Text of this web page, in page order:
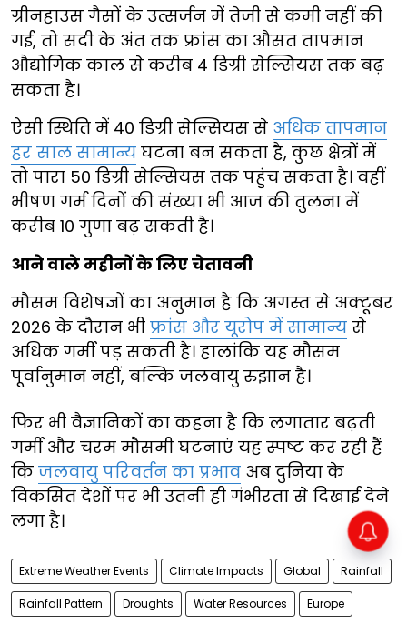
ग्रीनहाउस गैसों के उत्सर्जन में तेजी से कमी नहीं की
गई, तो सदी के अंत तक फ्रांस का औसत तापमान
औद्योगिक काल से करीब 4 डिग्री सेल्सियस तक बढ़
सकता है।
ऐसी स्थिति में 40 डिग्री सेल्सियस से अधिक तापमान
हर साल सामान्य घटना बन सकता है, कुछ क्षेत्रों में
तो पारा 50 डिग्री सेल्सियस तक पहुंच सकता है। वहीं
भीषण गर्म दिनों की संख्या भी आज की तुलना में
करीब 10 गुणा बढ़ सकती है।
आने वाले महीनों के लिए चेतावनी
मौसम विशेषज्ञों का अनुमान है कि अगस्त से अक्टूबर
2026 के दौरान भी फ्रांस और यूरोप में सामान्य से
अधिक गर्मी पड़ सकती है। हालांकि यह मौसम
पूर्वानुमान नहीं, बल्कि जलवायु रुझान है।
फिर भी वैज्ञानिकों का कहना है कि लगातार बढ़ती
गर्मी और चरम मौसमी घटनाएं यह स्पष्ट कर रही हैं
कि जलवायु परिवर्तन का प्रभाव अब दुनिया के
विकसित देशों पर भी उतनी ही गंभीरता से दिखाई देने
लगा है।
Extreme Weather Events Climate Impacts Global Rainfall
Rainfall Pattern Droughts Water Resources Europe